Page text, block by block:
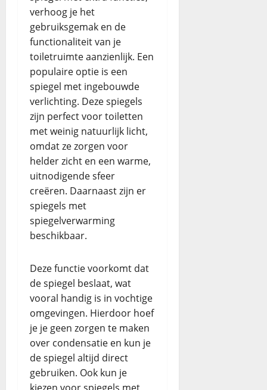
verhoog je het
gebruiksgemak en de
functionaliteit van je
toiletruimte aanzienlijk. Een
populaire optie is een
spiegel met ingebouwde
verlichting. Deze spiegels
zijn perfect voor toiletten
met weinig natuurlijk licht,
omdat ze zorgen voor
helder zicht en een warme,
uitnodigende sfeer
creëren. Daarnaast zijn er
spiegels met
spiegelverwarming
beschikbaar.
Deze functie voorkomt dat
de spiegel beslaat, wat
vooral handig is in vochtige
omgevingen. Hierdoor hoef
je je geen zorgen te maken
over condensatie en kun je
de spiegel altijd direct
gebruiken. Ook kun je